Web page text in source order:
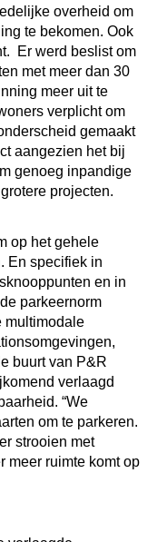
overheid om
te bekomen. Ook
Er werd beslist om
met meer dan 30
meer uit te
verplicht om
gemaakt
aangezien het bij
genoeg inpandige
projecten.
op het gehele
En specifiek in
en in
parkeernorm
multimodale
buurt van P&R
verlaagd
“We
om te parkeren.
strooien met
meer ruimte komt op